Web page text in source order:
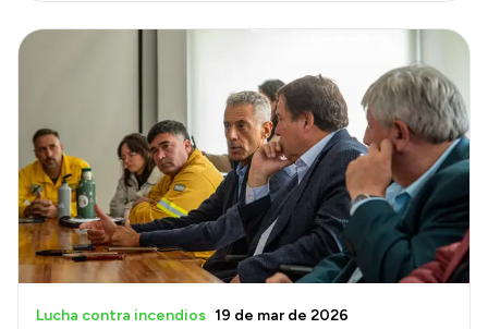
Lucha contra incendios 19 de mar de 2026